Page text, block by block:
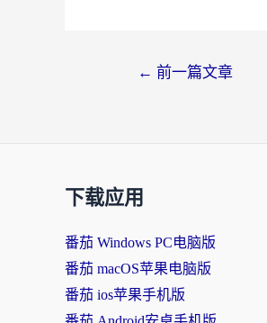
← 前一篇文章
下载应用
番茄 Windows PC电脑版
番茄 macOS苹果电脑版
番茄 ios苹果手机版